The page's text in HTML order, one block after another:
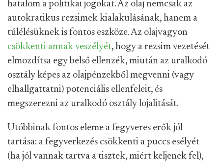
hatalom a politikai jogokat. Az olaj nemcsak az
autokratikus rezsimek kialakulásának, hanem a
túlélésüknek is fontos eszköze. Az olajvagyon
csökkenti annak veszélyét, hogy a rezsim vezetését
elmozdítsa egy belső ellenzék, miután az uralkodó
osztály képes az olajpénzekből megvenni (vagy
elhallgattatni) potenciális ellenfeleit, és
megszerezni az uralkodó osztály lojalitását.
Utóbbinak fontos eleme a fegyveres erők jól
tartása: a fegyverkezés csökkenti a puccs esélyét
(ha jól vannak tartva a tisztek, miért keljenek fel),